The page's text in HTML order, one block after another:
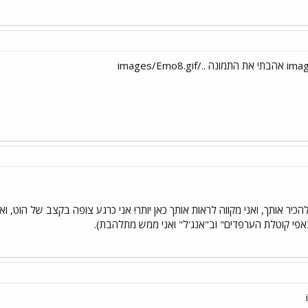
קוטלת הערפדים" וב"אנג'ל" ואני ממש מתלהבת).